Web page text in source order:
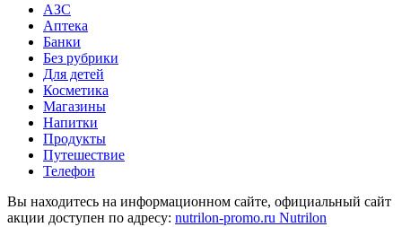
АЗС
Аптека
Банки
Без рубрики
Для детей
Косметика
Магазины
Напитки
Продукты
Путешествие
Телефон
Вы находитесь на информационном сайте, официальный сайт
акции доступен по адресу: nutrilon-promo.ru Nutrilon